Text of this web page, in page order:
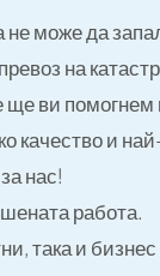
не може да
на
ще ви помогнем
качество и
нас!
работа.
така и